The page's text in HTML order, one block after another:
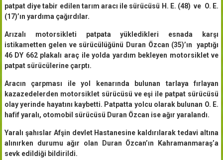
patpat diye tabir edilen tarım aracı ile sürücüsü H. E. (48) ve O. E.
(17)’ın yardıma çağırdılar.
Arızalı motorsikleti patpata yükledikleri esnada karşı
istikametten gelen ve sürücülüğünü Duran Özcan (35)’ın yaptığı
46 DY 662 plakalı araç ile yolda yardım bekleyen motorsiklet ve
patpat sürücülerine çarptı.
Aracın çarpması ile yol kenarında bulunan tarlaya fırlayan
kazazedelerden motorsiklet sürücüsü ve eşi ile patpat sürücüsü
olay yerinde hayatını kaybetti. Patpatta yolcu olarak bulunan O. E.
hafif yaralı, otomobil sürücüsü Duran Özcan ise ağır yaralandı.
Yaralı şahıslar Afşin devlet Hastanesine kaldırılarak tedavi altına
alınırken durumu ağır olan Duran Özcan’ın Kahramanmaraş’a
sevk edildiği bildirildi.